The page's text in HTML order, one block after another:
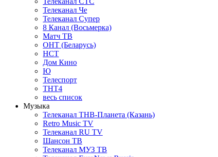
Телеканал Че
Телеканал Супер
8 Канал (Восьмерка)
Матч ТВ
ОНТ (Беларусь)
НСТ
Дом Кино
Ю
Телеспорт
ТНТ4
весь список
Музыка
Телеканал ТНВ-Планета (Казань)
Retro Music TV
Телеканал RU TV
Шансон ТВ
Телеканал МУЗ ТВ